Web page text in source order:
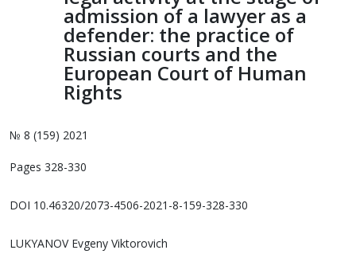
admission of a lawyer as a
defender: the practice of
Russian courts and the
European Court of Human
Rights
№ 8 (159) 2021
Pages 328-330
DOI 10.46320/2073-4506-2021-8-159-328-330
LUKYANOV Evgeny Viktorovich